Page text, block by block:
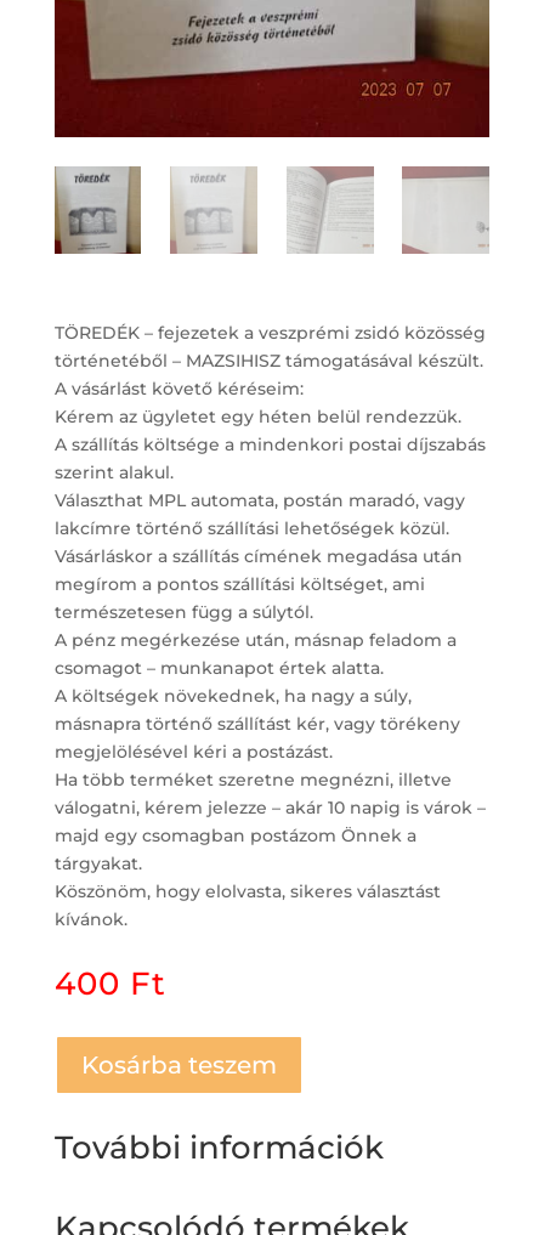
TÖREDÉK – fejezetek a veszprémi zsidó közösség
történetéből – MAZSIHISZ támogatásával készült.
A vásárlást követő kéréseim:
Kérem az ügyletet egy héten belül rendezzük.
A szállítás költsége a mindenkori postai díjszabás
szerint alakul.
Választhat MPL automata, postán maradó, vagy
lakcímre történő szállítási lehetőségek közül.
Vásárláskor a szállítás címének megadása után
megírom a pontos szállítási költséget, ami
természetesen függ a súlytól.
A pénz megérkezése után, másnap feladom a
csomagot – munkanapot értek alatta.
A költségek növekednek, ha nagy a súly,
másnapra történő szállítást kér, vagy törékeny
megjelölésével kéri a postázást.
Ha több terméket szeretne megnézni, illetve
válogatni, kérem jelezze – akár 10 napig is várok –
majd egy csomagban postázom Önnek a
tárgyakat.
Köszönöm, hogy elolvasta, sikeres választást
kívánok.
400 Ft
Kosárba teszem
További információk
Kapcsolódó termékek